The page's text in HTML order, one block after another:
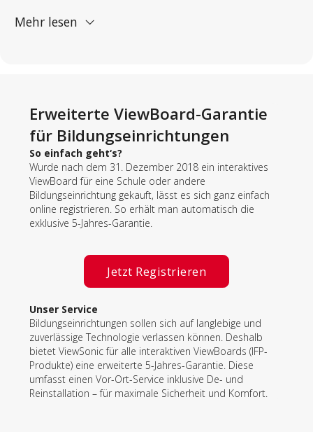
Mehr lesen
Erweiterte ViewBoard-Garantie
für Bildungseinrichtungen
So einfach geht‘s?
Wurde nach dem 31. Dezember 2018 ein interaktives
ViewBoard für eine Schule oder andere
Bildungseinrichtung gekauft, lässt es sich ganz einfach
online registrieren. So erhält man automatisch die
exklusive 5-Jahres-Garantie.
Jetzt Registrieren
Unser Service
Bildungseinrichtungen sollen sich auf langlebige und
zuverlässige Technologie verlassen können. Deshalb
bietet ViewSonic für alle interaktiven ViewBoards (IFP-
Produkte) eine erweiterte 5-Jahres-Garantie. Diese
umfasst einen Vor-Ort-Service inklusive De- und
Reinstallation – für maximale Sicherheit und Komfort.